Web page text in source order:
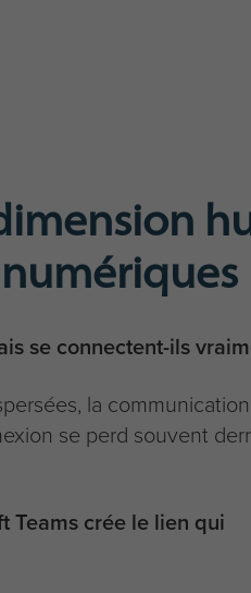
se connectent-ils
la
se perd souvent
Teams crée le lien qui